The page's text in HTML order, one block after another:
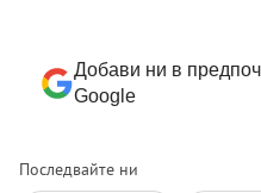
Добави ни в
Google
Последвайте ни